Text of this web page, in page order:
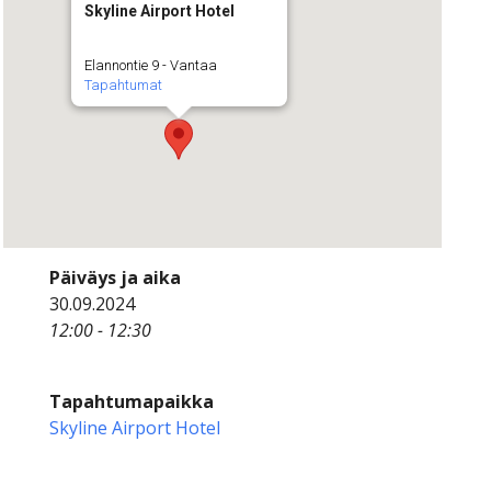
Skyline Airport Hotel
Elannontie 9 - Vantaa
Tapahtumat
Päiväys ja aika
30.09.2024
12:00 - 12:30
Tapahtumapaikka
Skyline Airport Hotel